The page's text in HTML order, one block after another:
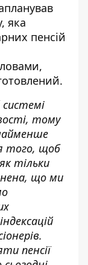
яка
пенсій
системі
тому
того, щоб
тільки
що ми
пенсії